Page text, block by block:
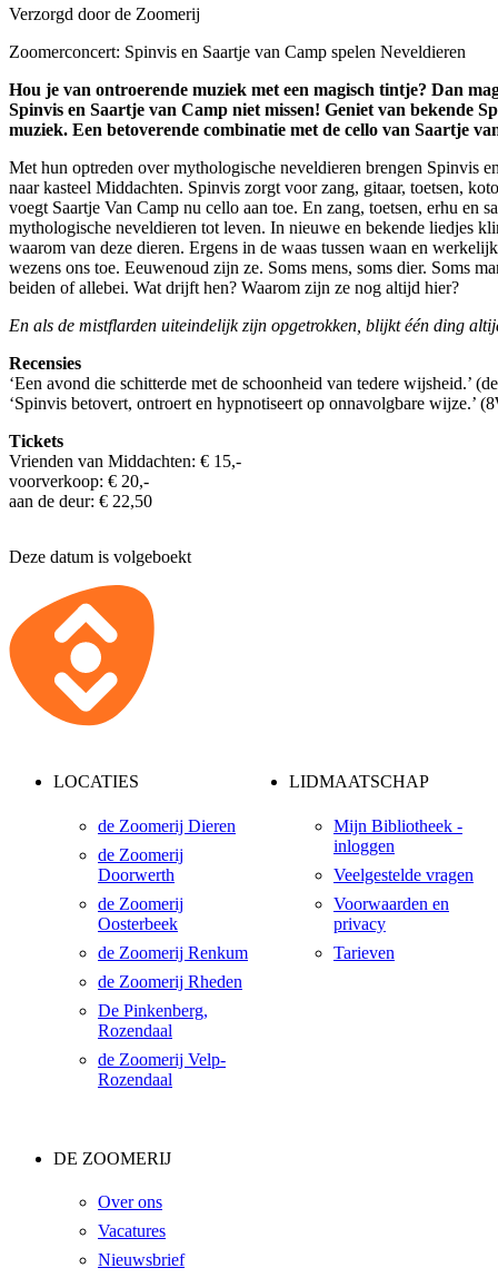
Verzorgd door de Zoomerij
Zoomerconcert: Spinvis en Saartje van Camp spelen Neveldieren
Hou je van ontroerende muziek met een magisch tintje? Dan
Spinvis en Saartje van Camp niet missen! Geniet van bekende
muziek. Een betoverende combinatie met de cello van Saartje
Met hun optreden over mythologische neveldieren brengen Spinvis
naar kasteel Middachten. Spinvis zorgt voor zang, gitaar, toetsen,
voegt Saartje Van Camp nu cello aan toe. En zang, toetsen, erhu en
mythologische neveldieren tot leven. In nieuwe en bekende liedjes
waarom van deze dieren. Ergens in de waas tussen waan en
wezens ons toe. Eeuwenoud zijn ze. Soms mens, soms dier. Soms
beiden of allebei. Wat drijft hen? Waarom zijn ze nog altijd hier?
En als de mistflarden uiteindelijk zijn opgetrokken, blijkt één ding
Recensies
‘Een avond die schitterde met de schoonheid van tedere wijsheid.’
‘Spinvis betovert, ontroert en hypnotiseert op onnavolgbare wijze.’
Tickets
Vrienden van Middachten: € 15,-
voorverkoop: € 20,-
aan de deur: € 22,50
Deze datum is volgeboekt
LOCATIES
de Zoomerij Dieren
de Zoomerij
Doorwerth
de Zoomerij
Oosterbeek
de Zoomerij Renkum
de Zoomerij Rheden
De Pinkenberg,
Rozendaal
de Zoomerij Velp-
Rozendaal
LIDMAATSCHAP
Mijn Bibliotheek -
inloggen
Veelgestelde vragen
Voorwaarden en
privacy
Tarieven
DE ZOOMERIJ
Over ons
Vacatures
Nieuwsbrief